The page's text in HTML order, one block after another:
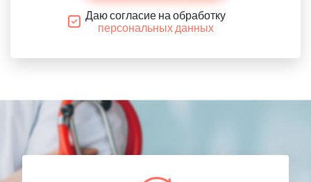
Даю согласие на обработку
персональных данных